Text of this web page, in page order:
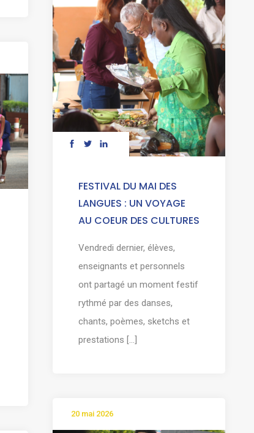
FESTIVAL DU MAI DES
LANGUES : UN VOYAGE
AU COEUR DES CULTURES
Vendredi dernier, élèves,
enseignants et personnels
ont partagé un moment festif
rythmé par des danses,
chants, poèmes, sketchs et
prestations [...]
20 mai 2026